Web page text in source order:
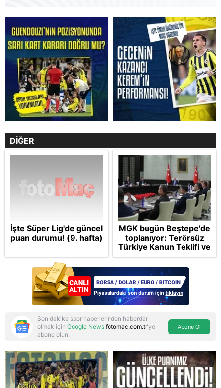
Reddet
DİĞER
İşte Süper Lig'de güncel
puan durumu! (9. hafta)
MGK bugün Beştepe'de
toplanıyor: Terörsüz
Türkiye Kanun Teklifi ve
bölgesel güvenlik
başlıkları masada
Son dakika spor haberlerinden haberdar
olmak için Google News fotomac.com.tr'ye
abone olun.
Abone Ol